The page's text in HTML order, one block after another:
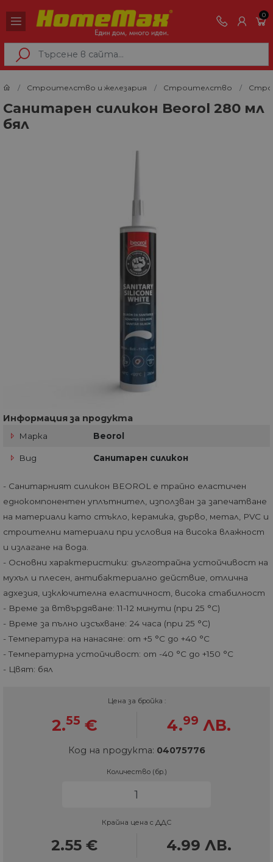
0
Строителство и железария Строителство
Санитарен силикон Beorol 280 мл
бял
Информация за продукта
Марка Beorol
Вид Санитарен силикон
- Санитарният силикон BEOROL е трайно еластичен
еднокомпонентен уплътнител, използван за запечатване
на материали като стъкло, керамика, дърво, метал, PVC и
строителни материали при условия на висока влажност
и излагане на вода.
- Основни характеристики: дълготрайна устойчивост на
мухъл и плесен, антибактериално действие, отлична
адхезия, изключителна еластичност, висока стабилност
- Време за втвърдяване: 11-12 минути (при 25 °C)
- Време за пълно изсъхване: 24 часа (при 25 °C)
- Температура на нанасяне: от +5 °C до +40 °C
- Температурна устойчивост: от -40 °C до +150 °C
- Цвят: бял
Цена за бройка :
2.55 € 4.99 ЛВ.
Код на продукта: 04075776
Количество (бр.)
Крайна цена с ДДС
2.55 € 4.99 ЛВ.